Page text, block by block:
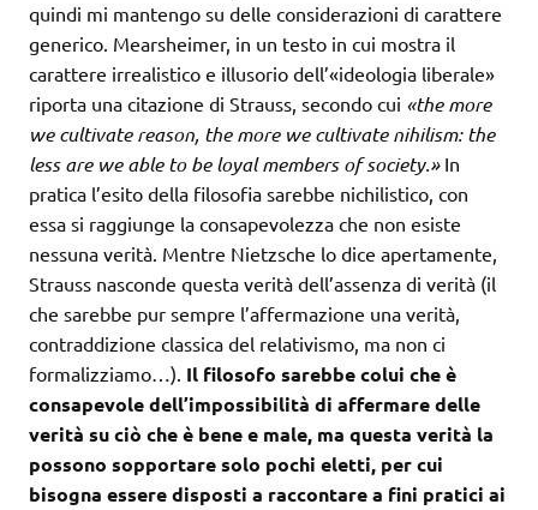
quindi mi mantengo su delle considerazioni di carattere
generico. Mearsheimer, in un testo in cui mostra il
carattere irrealistico e illusorio dell’«ideologia liberale»
riporta una citazione di Strauss, secondo cui «the more
we cultivate reason, the more we cultivate nihilism: the
less are we able to be loyal members of society.»In
pratica l’esito della filosofia sarebbe nichilistico, con
essa si raggiunge la consapevolezza che non esiste
nessuna verità. Mentre Nietzsche lo dice apertamente,
Strauss nasconde questa verità dell’assenza di verità (il
che sarebbe pur sempre l’affermazione una verità,
contraddizione classica del relativismo, ma non ci
formalizziamo…). Il filosofo sarebbe colui che è
consapevole dell’impossibilità di affermare delle
verità su ciò che è bene e male, ma questa verità la
possono sopportare solo pochi eletti, per cui
bisogna essere disposti a raccontare a fini pratici ai